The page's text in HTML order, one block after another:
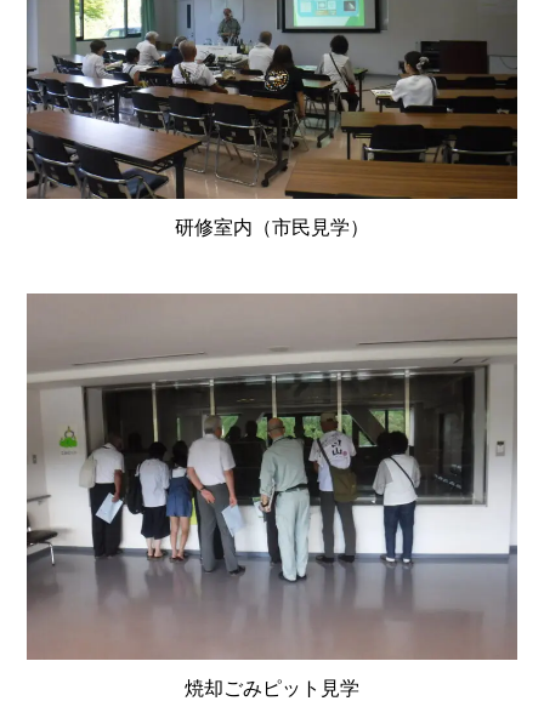
研修室内（市民見学）
焼却ごみピット見学